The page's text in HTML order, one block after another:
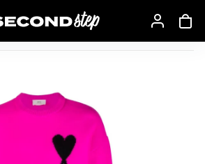
Merino Wool Crewneck Jumper